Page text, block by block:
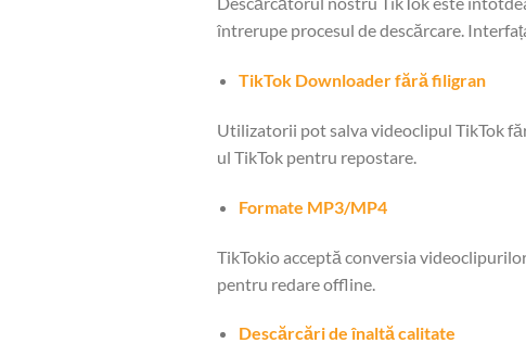
întrerupe procesul de descărcare.
TikTok Downloader fără filigran
Utilizatorii pot salva videoclipul TikTok
ul TikTok pentru repostare.
Formate MP3/MP4
TikTokio acceptă conversia
pentru redare offline.
Descărcări de înaltă calitate